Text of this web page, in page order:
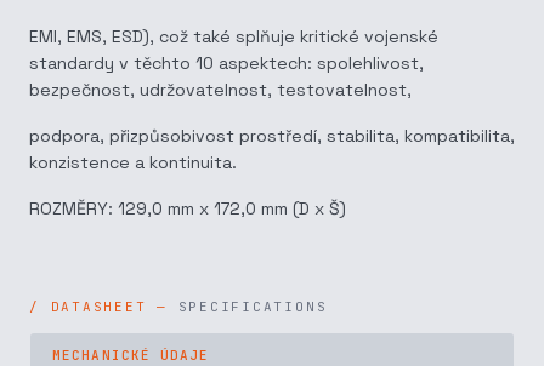
EMI, EMS, ESD), což také splňuje kritické vojenské
standardy v těchto 10 aspektech: spolehlivost,
bezpečnost, udržovatelnost, testovatelnost,
podpora, přizpůsobivost prostředí, stabilita, kompatibilita,
konzistence a kontinuita.
ROZMĚRY: 129,0 mm x 172,0 mm (D x Š)
SPECIFICATIONS
MECHANICKÉ ÚDAJE